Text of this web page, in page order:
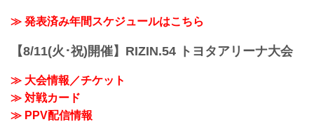
RIZIN LIVEまたはスカパー！で、激闘必
う！
放送・配信スケジュール一覧
≫ 発表済み年間スケジュールはこちら
【8/11(火･祝)開催】RIZIN.54 トヨタアリーナ大会
≫ 大会情報／チケット
≫ 対戦カード
≫ PPV配信情報